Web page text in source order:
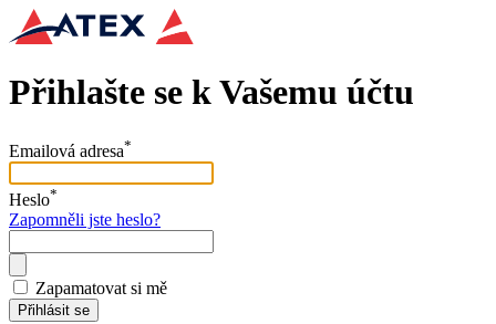
Přihlašte se k Vašemu účtu
Emailová adresa*
Heslo*
Zapomněli jste heslo?
Zapamatovat si mě
Přihlásit se